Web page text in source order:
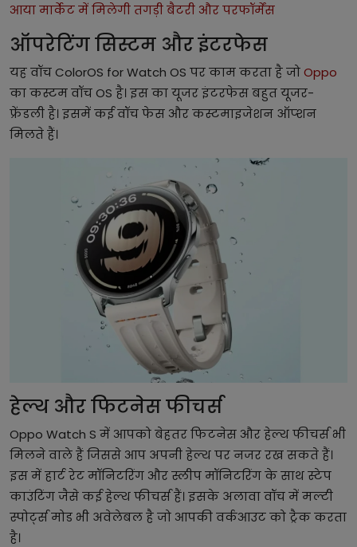
आया मार्केट में मिलेगी तगड़ी बैटरी और परफॉर्मेंस
ऑपरेटिंग सिस्टम और इंटरफेस
यह वॉच ColorOS for Watch OS पर काम करता है जोOppo
का कस्टम वॉच OS है। इस का यूजर इंटरफेस बहुत यूजर-
फ्रेंडली है। इसमें कई वॉच फेस और कस्टमाइजेशन ऑप्शन
मिलते हैं।
हेल्थ और फिटनेस फीचर्स
Oppo Watch S में आपको बेहतर फिटनेस और हेल्थ फीचर्स भी
मिलने वाले हैं जिससे आप अपनी हेल्थ पर नजर रख सकते हैं।
इस में हार्ट रेट मॉनिटरिंग और स्लीप मॉनिटरिंग के साथ स्टेप
काउंटिंग जैसे कई हेल्थ फीचर्स हैं। इसके अलावा वॉच में मल्टी
स्पोर्ट्स मोड भी अवेलेबल है जो आपकी वर्कआउट को ट्रैक करता
है।